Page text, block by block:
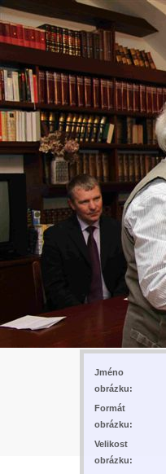
Jméno
obrázku:
Formát
obrázku:
Velikost
obrázku: